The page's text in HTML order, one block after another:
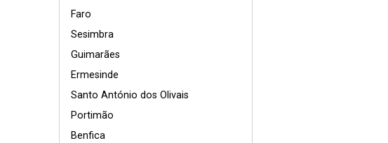
Faro
Sesimbra
Guimarães
Ermesinde
Santo António dos Olivais
Portimão
Benfica